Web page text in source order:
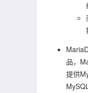
品，
提供